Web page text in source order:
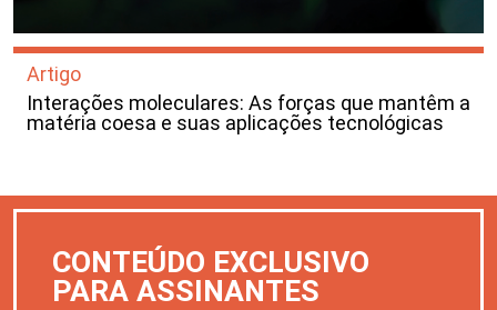
Artigo
Interações moleculares: As forças que mantêm a
matéria coesa e suas aplicações tecnológicas
CONTEÚDO EXCLUSIVO
PARA ASSINANTES